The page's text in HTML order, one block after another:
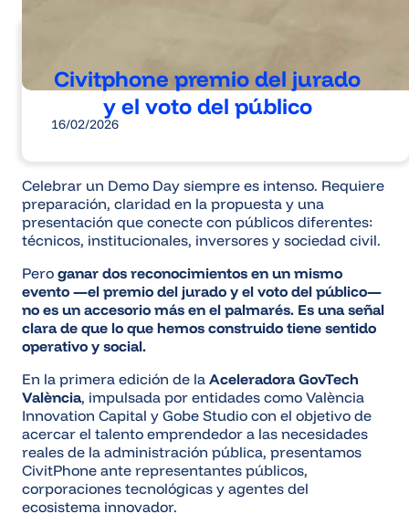
Civitphone premio del jurado
y el voto del público
16/02/2026
Celebrar un Demo Day siempre es intenso. Requiere
preparación, claridad en la propuesta y una
presentación que conecte con públicos diferentes:
técnicos, institucionales, inversores y sociedad civil.
Pero ganar dos reconocimientos en un mismo
evento —el premio del jurado y el voto del público—
no es un accesorio más en el palmarés. Es una señal
clara de que lo que hemos construido tiene sentido
operativo y social.
En la primera edición de la Aceleradora GovTech
València, impulsada por entidades como València
Innovation Capital y Gobe Studio con el objetivo de
acercar el talento emprendedor a las necesidades
reales de la administración pública, presentamos
CivitPhone ante representantes públicos,
corporaciones tecnológicas y agentes del
ecosistema innovador.